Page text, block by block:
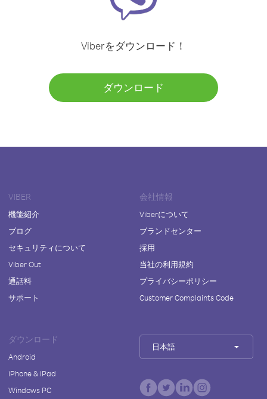
Viberをダウンロード！
ダウンロード
VIBER
機能紹介
ブログ
セキュリティについて
Viber Out
通話料
サポート
会社情報
Viberについて
ブランドセンター
採用
当社の利用規約
プライバシーポリシー
Customer Complaints Code
ダウンロード
Android
iPhone & iPad
Windows PC
日本語